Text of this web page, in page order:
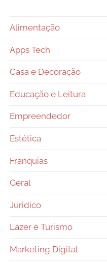
Alimentação
Apps Tech
Casa e Decoração
Educação e Leitura
Empreendedor
Estética
Franquias
Geral
Juridico
Lazer e Turismo
Marketing Digital